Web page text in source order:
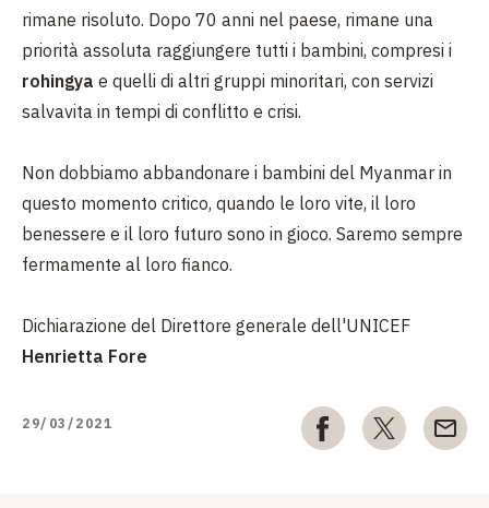
rimane risoluto. Dopo 70 anni nel paese, rimane una
priorità assoluta raggiungere tutti i bambini, compresi i
rohingya e quelli di altri gruppi minoritari, con servizi
salvavita in tempi di conflitto e crisi.
Non dobbiamo abbandonare i bambini del Myanmar in
questo momento critico, quando le loro vite, il loro
benessere e il loro futuro sono in gioco. Saremo sempre
fermamente al loro fianco.
Dichiarazione del Direttore generale dell'UNICEF
Henrietta Fore
29/03/2021